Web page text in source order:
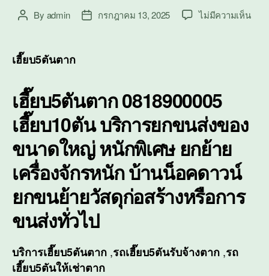
PostBy admin
Postกรกฎาคม 13, 2025 ไม่มีความเห็นบน
เฮี๊ยบ5ตันตาก
เฮี๊ยบ5ตันตาก 0818900005
เฮี๊ยบ10ตัน บริการยกขนส่งของ
ขนาดใหญ่ หนักพิเศษ ยกย้าย
เครื่องจักรหนัก บ้านน็อคดาวน์
ยกขนย้ายวัสดุก่อสร้างหรือการ
ขนส่งทั่วไป
บริการเฮี๊ยบ5ตันตาก ,รถเฮี๊ยบ5ตันรับจ้างตาก ,รถ
เฮี๊ยบ5ตันให้เช่าตาก